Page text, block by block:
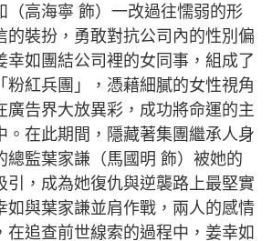
（高海寧 飾）一改過往懦弱的形
的裝扮，勇敢對抗公司內的性別偏
幸如團結公司裡的女同事，組成了
粉紅兵團」，憑藉細膩的女性視角
廣告界大放異彩，成功將命運的主
。在此期間，隱藏著集團繼承人身
總監葉家謙（馬國明 飾）被她的
引，成為她復仇與逆襲路上最堅實
如與葉家謙並肩作戰，兩人的感情
在追查前世線索的過程中，姜幸如